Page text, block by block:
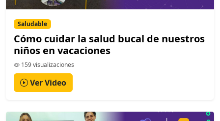
Saludable
Cómo cuidar la salud bucal de nuestros
niños en vacaciones
159 visualizaciones
Ver Video